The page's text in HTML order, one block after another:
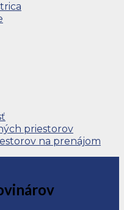
priestorov
na prenájom